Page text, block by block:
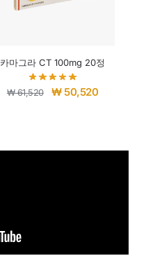
카마그라 CT 100mg 20정
₩61,520 ₩50,520